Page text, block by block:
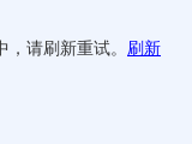
，请刷新重试。 刷新